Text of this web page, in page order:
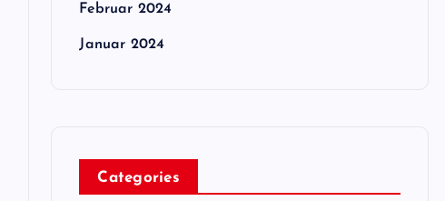
Februar 2024
Januar 2024
Categories